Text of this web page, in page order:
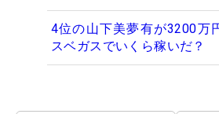
4位の山下美夢有が3200
スベガスでいくら稼いだ？